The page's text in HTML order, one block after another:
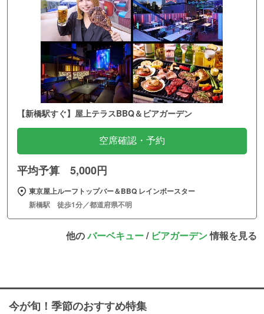
【新橋駅すぐ】屋上テラスBBQ＆ビアガーデン
空席確認・予約
平均予算 5,000円
東京屋上ルーフトップバー＆BBQ レインボースター
新橋駅 徒歩1分／都道府県不明
他のバーベキュー/ ビアガーデン情報を見る
今が旬！季節のおすすめ特集